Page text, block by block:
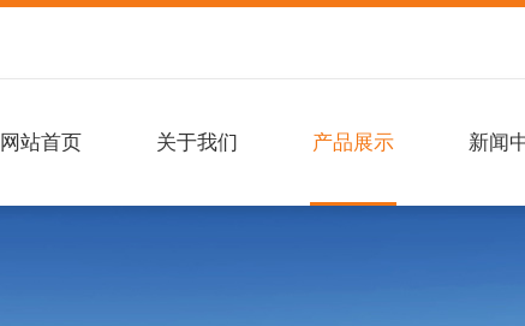
网站首页 关于我们 产品展示 新闻